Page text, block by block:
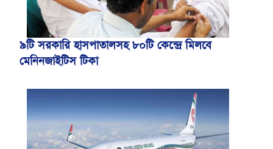
৯টি সরকারি হাসপাতালসহ ৮০টি কেন্দ্রে মিলবে
মেনিনজাইটিস টিকা